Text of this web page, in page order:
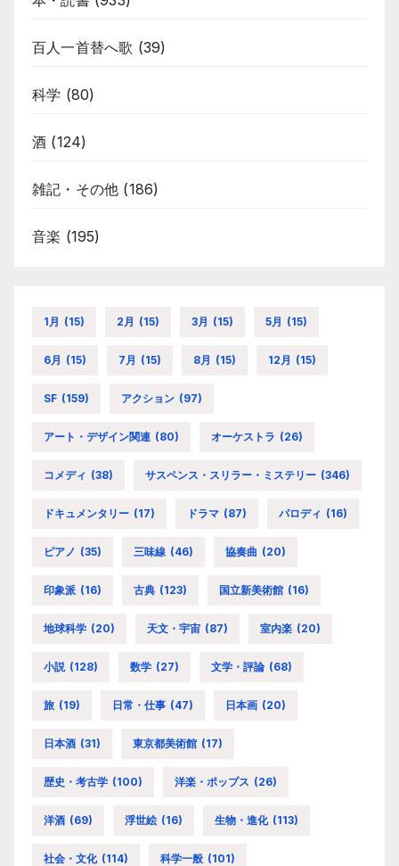
百人一首替へ歌 (39)
科学 (80)
酒 (124)
雑記・その他 (186)
音楽 (195)
1月 (15) 2月 (15) 3月 (15) 5月 (15)
6月 (15) 7月 (15) 8月 (15) 12月 (15)
SF (159) アクション (97)
アート・デザイン関連 (80) オーケストラ (26)
コメディ (38) サスペンス・スリラー・ミステリー (346)
ドキュメンタリー (17) ドラマ (87) パロディ (16)
ピアノ (35) 三味線 (46) 協奏曲 (20)
印象派 (16) 古典 (123) 国立新美術館 (16)
地球科学 (20) 天文・宇宙 (87) 室内楽 (20)
小説 (128) 数学 (27) 文学・評論 (68)
旅 (19) 日常・仕事 (47) 日本画 (20)
日本酒 (31) 東京都美術館 (17)
歴史・考古学 (100) 洋楽・ポップス (26)
洋酒 (69) 浮世絵 (16) 生物・進化 (113)
社会・文化 (114) 科学一般 (101)